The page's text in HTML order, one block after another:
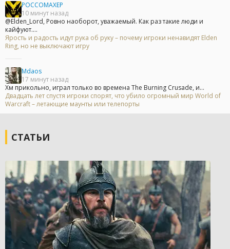
POCCOMAXEP
10 минут назад
@Elden_Lord, Ровно наоборот, уважаемый. Как раз такие люди и
кайфуют....
Ярость и радость идут рука об руку – почему игроки ненавидят Elden
Ring, но не выключают игру
Mdaos
17 минут назад
Хм прикольно, играл только во времена The Burning Crusade, и...
Двадцать лет спустя игроки спорят, что убило огромный мир World of
Warcraft – летающие маунты или телепорты
СТАТЬИ